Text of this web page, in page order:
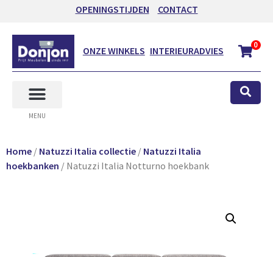
OPENINGSTIJDEN CONTACT
ONZE WINKELS INTERIEURADVIES 0
MENU
Home / Natuzzi Italia collectie / Natuzzi Italia
hoekbanken / Natuzzi Italia Notturno hoekbank